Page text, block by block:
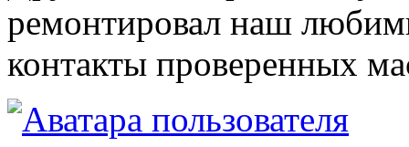
ремонтировал наш
контакты проверенных